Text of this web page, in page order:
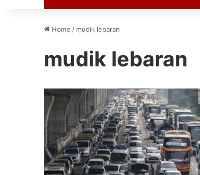
Home / mudik lebaran
mudik lebaran